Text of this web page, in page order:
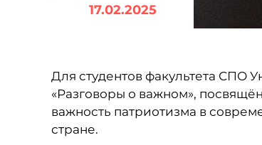
17.02.2025
Для студентов факультета СПО
«Разговоры о важном»,
важность патриотизма в
стране.